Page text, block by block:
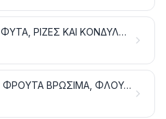
ΛΑΧΑΝΙΚΑ, ΦΥΤΑ, ΡΙΖΕΣ ΚΑΙ ΚΟΝΔΥΛΟΙ, ΒΡΩΣΙΜΑ
ΚΑΡΠΟΙ ΚΑΙ ΦΡΟΥΤΑ ΒΡΩΣΙΜΑ, ΦΛΟΥΔΕΣ ΕΣΠΕΡΙΔΟΕΙΔΩΝ Ή ΠΕΠΟΝΙΩΝ